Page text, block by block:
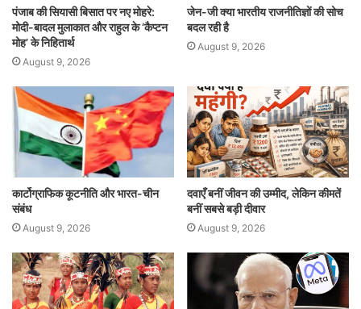
पंजाब की सियासी बिसात पर नए मोहरे:
मोदी-बादल मुलाकात और राहुल के ‘कैप्टन
मोह’ के निहितार्थ
August 9, 2026
जेन-जी क्या भारतीय राजनीतिज्ञों की सोच
बदल रही है
August 9, 2026
कार्टोग्राफिक कूटनीति और भारत-चीन
संबंध
August 9, 2026
दवाएँ बनीं जीवन की उम्मीद, लेकिन कीमतें
बनीं सबसे बड़ी दीवार
August 9, 2026